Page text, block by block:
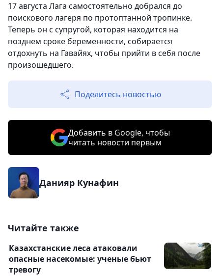
17 августа Лага самостоятельно добрался до
поискового лагеря по протоптанной тропинке.
Теперь он с супругой, которая находится на
позднем сроке беременности, собирается
отдохнуть на Гавайях, чтобы прийти в себя после
произошедшего.
Поделитесь новостью
Добавить в Google, чтобы
читать новости первым
Данияр Кунафин
Читайте также
Казахстанские леса атаковали
опасные насекомые: ученые бьют
тревогу